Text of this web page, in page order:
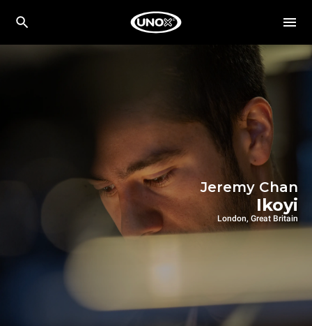
Jeremy Chan
Ikoyi
London, Great Britain